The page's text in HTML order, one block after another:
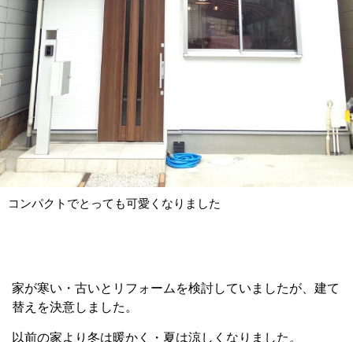
コンパクトでとっても可愛くなりました
家が寒い・古いとリフォームを検討していましたが、建て
替えを決意しました。
以前の家より冬は暖かく・夏は涼しくなりました。